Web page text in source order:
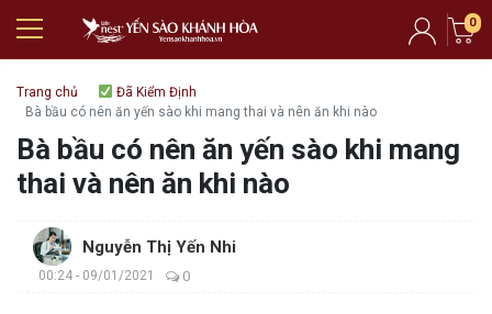
0
Trang chủ
Đã Kiểm Định
Bà bầu có nên ăn yến sào khi mang thai và nên ăn khi nào
Bà bầu có nên ăn yến sào khi mang
thai và nên ăn khi nào
Nguyễn Thị Yến Nhi
00:24 - 09/01/2021 0